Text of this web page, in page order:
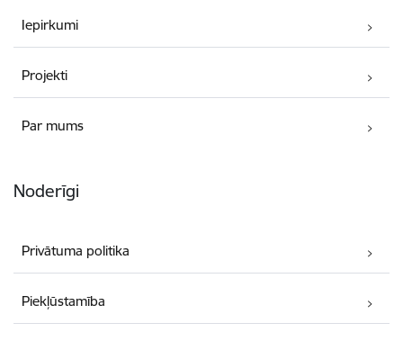
Iepirkumi
Projekti
Par mums
Noderīgi
Privātuma politika
Piekļūstamība